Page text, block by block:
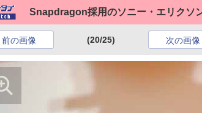
Snapdragon採用のソニー・エリクソ
前の画像 (20/25) 次の画像